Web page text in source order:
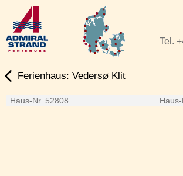
Tel.
Ferienhaus: Vedersø Klit
Haus-Nr. 52808